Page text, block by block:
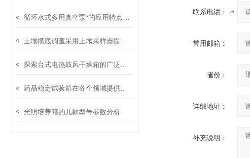
光照培养箱的几款型号参数分析
联系电话：
常用邮箱：
省份：
详细地址：
补充说明：